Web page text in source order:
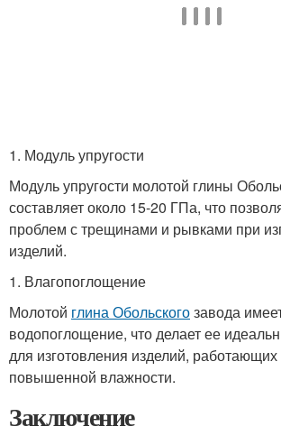
1. Модуль упругости
Модуль упругости молотой глины
составляет около 15-20 ГПа, что
проблем с трещинами и рывками при
изделий.
1. Влагопоглощение
Молотой глина Обольскогозавода
водопоглощение, что делает ее
для изготовления изделий,
повышенной влажности.
Заключение